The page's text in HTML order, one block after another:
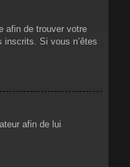
afin de trouver votre
inscrits. Si vous n’êtes
afin de lui